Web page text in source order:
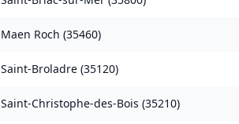
Maen Roch (35460)
Saint-Broladre (35120)
Saint-Christophe-des-Bois (35210)